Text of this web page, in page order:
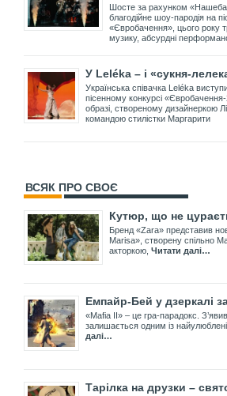
Шосте за рахунком
благодійне шоу-пародія на
«Євробачення», цього року
музику, абсурдні
У Leléka – і «сукня-
Українська співачка Leléka
пісенному конкурсі
образі, створеному дизайнеркою
командою стилістки Маргарити
ВСЯК ПРО СВОЄ
Кутюр, що не
Бренд «Zara» представив
Marisa», створену спільно
акторкою, Читати далі…
Емпайр-Бей у дзеркалі
«Mafia II» – це гра-парадокс.
залишається одним із
далі…
Тарілка на друзки –